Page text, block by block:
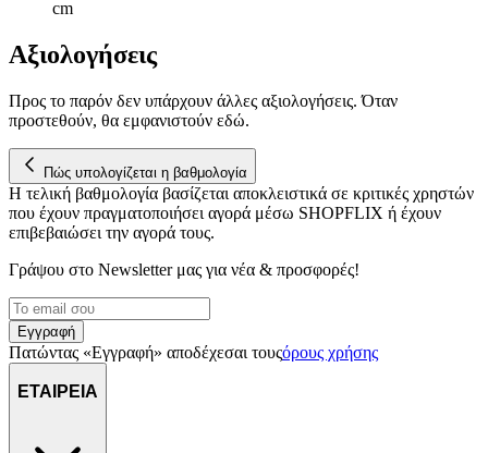
cm
Αξιολογήσεις
Προς το παρόν δεν υπάρχουν άλλες αξιολογήσεις. Όταν
προστεθούν, θα εμφανιστούν εδώ.
Πώς υπολογίζεται η βαθμολογία
Η τελική βαθμολογία βασίζεται αποκλειστικά σε κριτικές χρηστών
που έχουν πραγματοποιήσει αγορά μέσω SHOPFLIX ή έχουν
επιβεβαιώσει την αγορά τους.
Γράψου στο Νewsletter μας για νέα & προσφορές!
Εγγραφή
Πατώντας «Εγγραφή» αποδέχεσαι τουςόρους χρήσης
ΕΤΑΙΡΕΙΑ